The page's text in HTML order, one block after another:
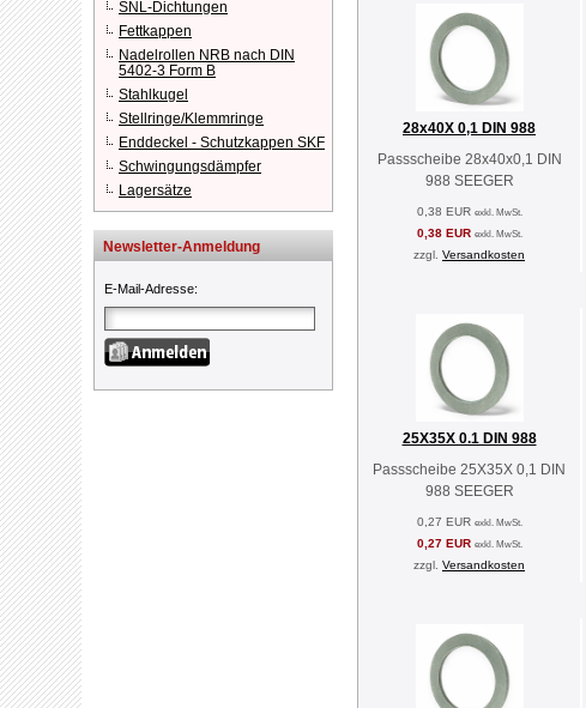
SNL-Dichtungen
Fettkappen
Nadelrollen NRB nach DIN
5402-3 Form B
Stahlkugel
Stellringe/Klemmringe
Enddeckel - Schutzkappen SKF
Schwingungsdämpfer
Lagersätze
Newsletter-Anmeldung
E-Mail-Adresse:
28x40X 0,1 DIN 988
Passscheibe 28x40x0,1 DIN
988 SEEGER
0,38 EUR exkl. MwSt.
0,38 EUR exkl. MwSt.
zzgl. Versandkosten
25X35X 0.1 DIN 988
Passscheibe 25X35X 0,1 DIN
988 SEEGER
0,27 EUR exkl. MwSt.
0,27 EUR exkl. MwSt.
zzgl. Versandkosten